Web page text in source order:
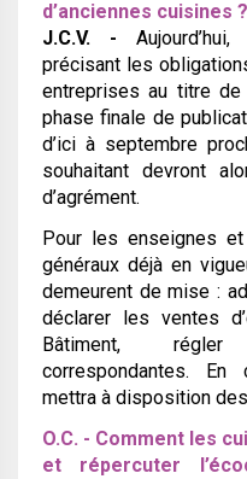
d’anciennes cuisines ?
J.C.V. -
précisant les
entreprises au titre
phase finale de
d’ici à septembre
souhaitant devront
d’agrément.
Pour les enseignes
généraux déjà en
demeurent de mise :
déclarer les ventes
Bâtiment,
correspondantes. En
mettra à disposition
O.C. - Comment les
et répercuter